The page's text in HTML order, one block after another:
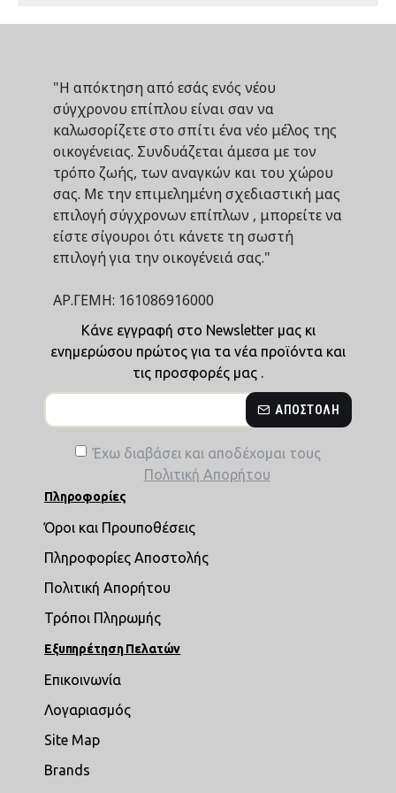
"Η απόκτηση από εσάς ενός νέου
σύγχρονου επίπλου είναι σαν να
καλωσορίζετε στο σπίτι ένα νέο μέλος της
οικογένειας. Συνδυάζεται άμεσα με τον
τρόπο ζωής, των αναγκών και του χώρου
σας. Με την επιμελημένη σχεδιαστική μας
επιλογή σύγχρονων επίπλων , μπορείτε να
είστε σίγουροι ότι κάνετε τη σωστή
επιλογή για την οικογένειά σας."
ΑΡ.ΓΕΜΗ: 161086916000
Κάνε εγγραφή στο Newsletter μας κι
ενημερώσου πρώτος για τα νέα προϊόντα και
τις προσφορές μας .
ΑΠΟΣΤΟΛΉ
Έχω διαβάσει και αποδέχομαι τους
Πολιτική Απορήτου
Πληροφορίες
Όροι και Προυποθέσεις
Πληροφορίες Αποστολής
Πολιτική Απορήτου
Τρόποι Πληρωμής
Εξυπηρέτηση Πελατών
Επικοινωνία
Λογαριασμός
Site Map
Brands